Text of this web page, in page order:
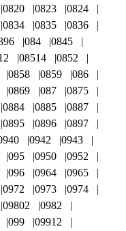
0820 0823
0824
0834 0835
0836
084
0845
08514
0852
0858 0859
086
0869 087
0875
0884 0885
0887
0895 0896
0897
0942
0943
095 0950
0952
096 0964
0965
0972 0973
0974
09802
0982
099
09912